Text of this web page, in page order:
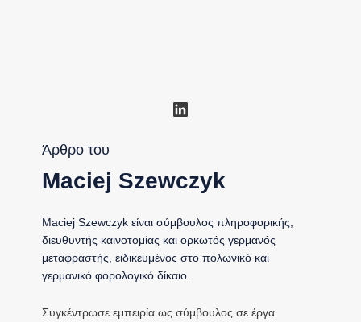
Linkedin
Άρθρο του
Maciej Szewczyk
Maciej Szewczyk είναι σύμβουλος πληροφορικής,
διευθυντής καινοτομίας και ορκωτός γερμανός
μεταφραστής, ειδικευμένος στο πολωνικό και
γερμανικό φορολογικό δίκαιο.
Συγκέντρωσε εμπειρία ως σύμβουλος σε έργα